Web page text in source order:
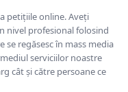
petițiile online. Aveți
nivel profesional folosind
se regăsesc în mass media
serviciilor noastre
cât și către persoane ce